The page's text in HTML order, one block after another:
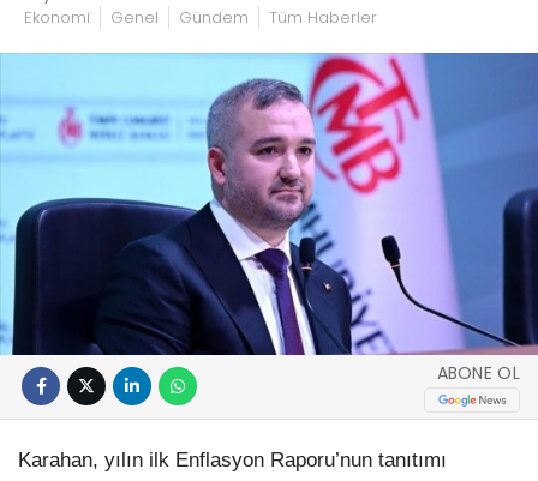
Ekonomi Genel Gündem Tüm Haberler
ABONE OL
Karahan, yılın ilk Enflasyon Raporu’nun tanıtımı